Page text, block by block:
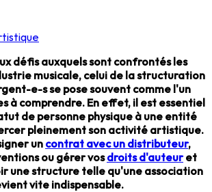
défis auxquels sont confrontés les
musicale, celui de la structuration
e-s se pose souvent comme l'un
à comprendre. En effet, il est essentiel
de personne physique à une entité
pleinement son activité artistique.
un contrat avec un distributeur,
ou gérer vosdroits d'auteuret
une structure telle qu'une association
vite indispensable.